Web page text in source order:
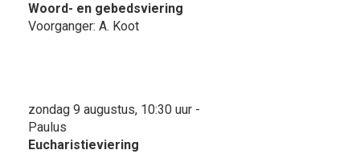
Woord- en gebedsviering
Voorganger: A. Koot
zondag 9 augustus, 10:30 uur -
Paulus
Eucharistieviering